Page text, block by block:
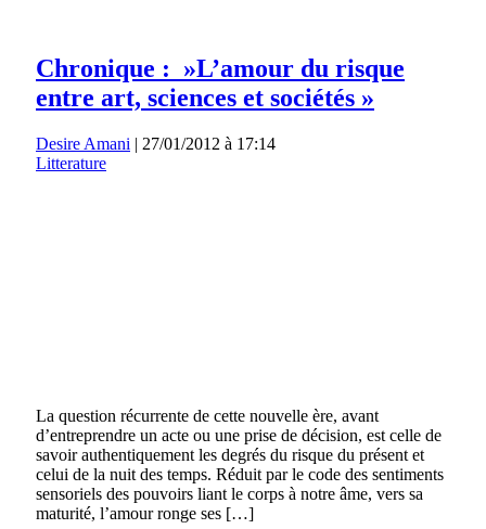
Chronique : »L’amour du risque
entre art, sciences et sociétés »
Desire Amani | 27/01/2012 à 17:14
Litterature
La question récurrente de cette nouvelle ère, avant
d’entreprendre un acte ou une prise de décision, est celle de
savoir authentiquement les degrés du risque du présent et
celui de la nuit des temps. Réduit par le code des sentiments
sensoriels des pouvoirs liant le corps à notre âme, vers sa
maturité, l’amour ronge ses […]